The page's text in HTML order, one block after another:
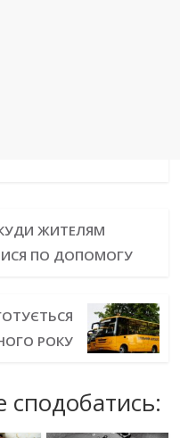
ЖИТЕЛЯМ
ПО ДОПОМОГУ
РОКУ